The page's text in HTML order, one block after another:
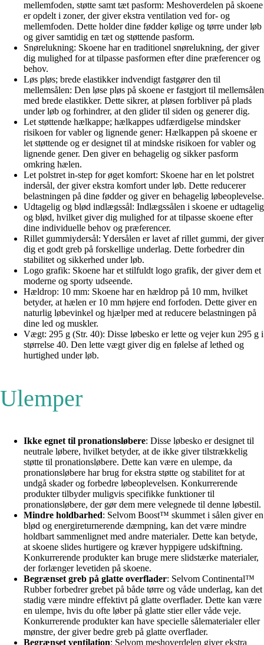
mellemfoden, støtte samt tæt pasform: Meshoverdelen på skoene
er opdelt i zoner, der giver ekstra ventilation ved for- og
mellemfoden. Dette holder dine fødder kølige og tørre under løb
og giver samtidig en tæt og støttende pasform.
Snørelukning: Skoene har en traditionel snørelukning, der giver
dig mulighed for at tilpasse pasformen efter dine præferencer og
behov.
Løs pløs; brede elastikker indvendigt fastgører den til
mellemsålen: Den løse pløs på skoene er fastgjort til mellemsålen
med brede elastikker. Dette sikrer, at pløsen forbliver på plads
under løb og forhindrer, at den glider til siden og generer dig.
Let støttende hælkappe; hælkappes udfærdigelse mindsker
risikoen for vabler og lignende gener: Hælkappen på skoene er
let støttende og er designet til at mindske risikoen for vabler og
lignende gener. Den giver en behagelig og sikker pasform
omkring hælen.
Let polstret in-step for øget komfort: Skoene har en let polstret
indersål, der giver ekstra komfort under løb. Dette reducerer
belastningen på dine fødder og giver en behagelig løbeoplevelse.
Udtagelig og blød indlægssål: Indlægssålen i skoene er udtagelig
og blød, hvilket giver dig mulighed for at tilpasse skoene efter
dine individuelle behov og præferencer.
Rillet gummiydersål: Ydersålen er lavet af rillet gummi, der giver
dig et godt greb på forskellige underlag. Dette forbedrer din
stabilitet og sikkerhed under løb.
Logo grafik: Skoene har et stilfuldt logo grafik, der giver dem et
moderne og sporty udseende.
Hældrop: 10 mm: Skoene har en hældrop på 10 mm, hvilket
betyder, at hælen er 10 mm højere end forfoden. Dette giver en
naturlig løbevinkel og hjælper med at reducere belastningen på
dine led og muskler.
Vægt: 295 g (Str. 40): Disse løbesko er lette og vejer kun 295 g i
størrelse 40. Den lette vægt giver dig en følelse af lethed og
hurtighed under løb.
Ulemper
Ikke egnet til pronationsløbere: Disse løbesko er designet til
neutrale løbere, hvilket betyder, at de ikke giver tilstrækkelig
støtte til pronationsløbere. Dette kan være en ulempe, da
pronationsløbere har brug for ekstra støtte og stabilitet for at
undgå skader og forbedre løbeoplevelsen. Konkurrerende
produkter tilbyder muligvis specifikke funktioner til
pronationsløbere, der gør dem mere velegnede til denne løbestil.
Mindre holdbarhed: Selvom Boost™ skummet i sålen giver en
blød og energireturnerende dæmpning, kan det være mindre
holdbart sammenlignet med andre materialer. Dette kan betyde,
at skoene slides hurtigere og kræver hyppigere udskiftning.
Konkurrerende produkter kan bruge mere slidstærke materialer,
der forlænger levetiden på skoene.
Begrænset greb på glatte overflader: Selvom Continental™
Rubber forbedrer grebet på både tørre og våde underlag, kan det
stadig være mindre effektivt på glatte overflader. Dette kan være
en ulempe, hvis du ofte løber på glatte stier eller våde veje.
Konkurrerende produkter kan have specielle sålematerialer eller
mønstre, der giver bedre greb på glatte overflader.
Begrænset ventilation: Selvom meshoverdelen giver ekstra